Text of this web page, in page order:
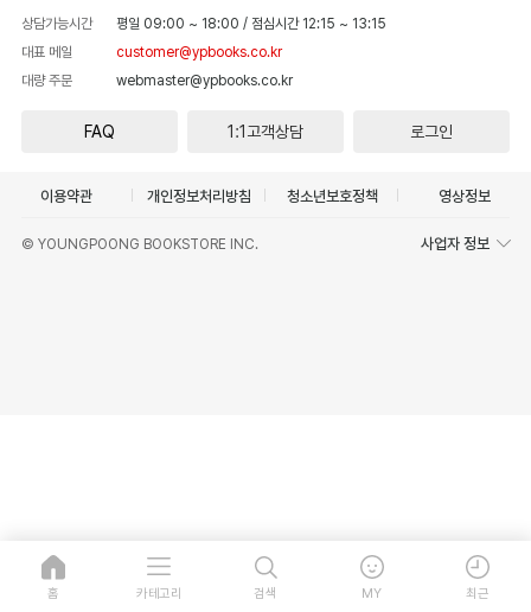
상담가능시간 평일 09:00 ~ 18:00 / 점심시간 12:15 ~ 13:15
대표 메일
customer@ypbooks.co.kr
대량 주문
webmaster@ypbooks.co.kr
FAQ 1:1고객상담 로그인
이용약관 개인정보처리방침 청소년보호정책 영상정보
© YOUNGPOONG BOOKSTORE INC. 사업자 정보
홈 카테고리 검색 MY 최근